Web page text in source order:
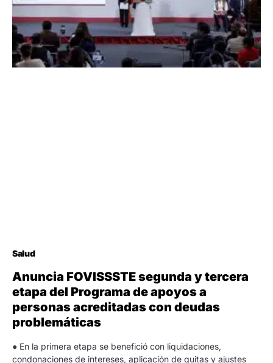
Salud
Anuncia FOVISSSTE segunda y tercera
etapa del Programa de apoyos a
personas acreditadas con deudas
problemáticas
● En la primera etapa se benefició con liquidaciones,
condonaciones de intereses, aplicación de quitas y ajustes